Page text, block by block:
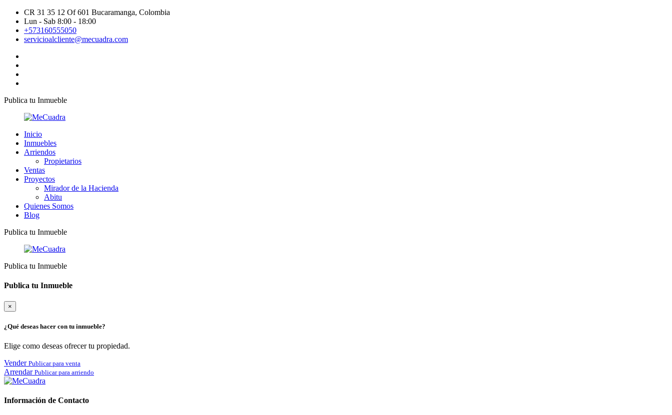
CR 31 35 12 Of 601 Bucaramanga, Colombia
Lun - Sab 8:00 - 18:00
+573160555050
servicioalcliente@mecuadra.com
Publica tu Inmueble
Inicio
Inmuebles
Arriendos
Propietarios
Ventas
Proyectos
Mirador de la Hacienda
Abitu
Quienes Somos
Blog
Publica tu Inmueble
Publica tu Inmueble
Publica tu Inmueble
×
¿Qué deseas hacer con tu inmueble?
Elige como deseas ofrecer tu propiedad.
Vender Publicar para venta
Arrendar Publicar para arriendo
Información de Contacto